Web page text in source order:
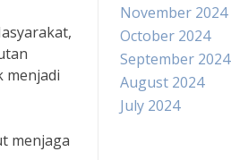
menjadi
menjaga
November 2024
October 2024
September 2024
August 2024
July 2024